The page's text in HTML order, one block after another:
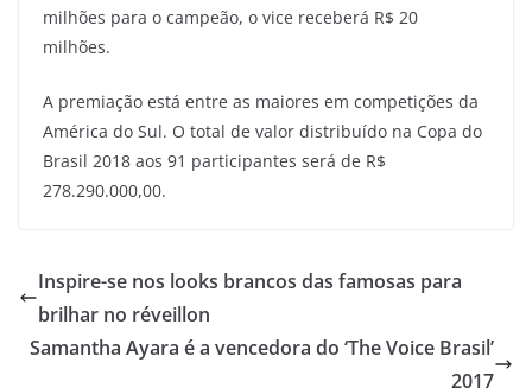
milhões para o campeão, o vice receberá R$ 20
milhões.
A premiação está entre as maiores em competições da
América do Sul. O total de valor distribuído na Copa do
Brasil 2018 aos 91 participantes será de R$
278.290.000,00.
Inspire-se nos looks brancos das famosas para
brilhar no réveillon
Samantha Ayara é a vencedora do ‘The Voice Brasil’
2017